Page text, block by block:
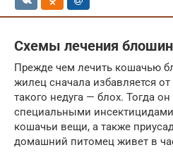
Схемы лечения
Прежде чем лечить кошачью
жилец сначала избавляется
такого недуга — блох. Тогда
специальными
кошачьи вещи, а также
домашний питомец живет в